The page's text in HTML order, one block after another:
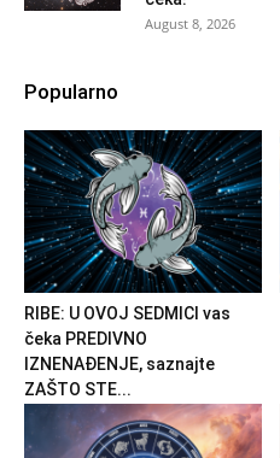
August 8, 2026
Popularno
RIBE: U OVOJ SEDMICI vas
čeka PREDIVNO
IZNENAĐENJE, saznajte
ZAŠTO STE...